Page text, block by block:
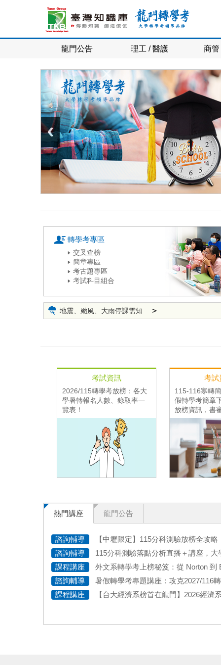
龍門公告 理工 / 醫護 商管
轉學考專區
交叉查榜
簡章專區
考古題專區
考試科目組合
地震、颱風、大雨停課需知 ＞
考試資訊
2026/115轉學考放榜：各大
學暑轉報名人數、錄取率一
覽表！
考試
115-116寒轉
假轉學考簡章
放榜資訊，書
巧大公開！
熱門講座 龍門公告
諮詢輔導
【中壢限定】115分科測驗放榜全攻略！科系出路導覽 x 大學轉學考說明會，精準落點分析讓
諮詢輔導
115分科測驗落點分析直播＋講座，大學升學一路通就交給【龍門
課程講座
外文系轉學考上榜秘笈：從 Norton 到 Essay，【龍門】教你如何寫出教授心
諮詢輔導
暑假轉學考專題講座：攻克2027/116轉學考，上榜頂尖國立大學關鍵策
課程講座
【台大經濟系榜首在龍門】2026經濟系轉學考全攻略：排名、出